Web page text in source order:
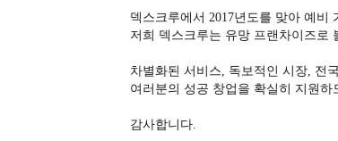
덱스크루에서 2017년도를 맞아 예비
저희 덱스크루는 유망 프랜차이즈로
차별화된 서비스, 독보적인 시장, 전
여러분의 성공 창업을 확실히 지원하
감사합니다.